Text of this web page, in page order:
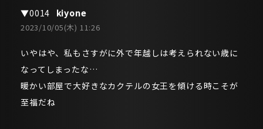
kiyone
2023/10/05(木) 11:26
いやはや、私もさすがに外で年越しは考えられない歳に
なってしまったな…
暖かい部屋で大好きなカクテルの女王を傾ける時こそが
至福だね